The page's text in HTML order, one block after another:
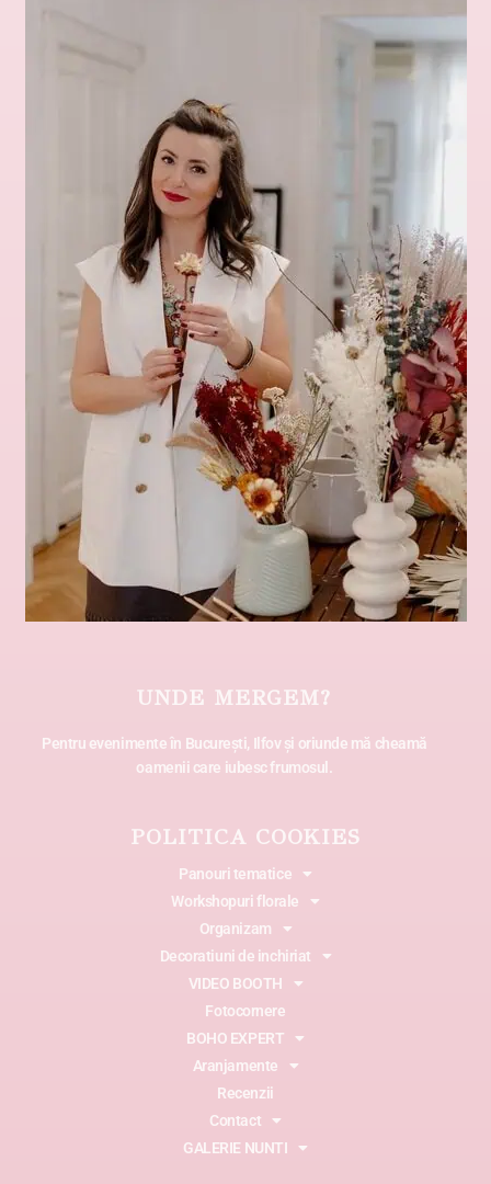
UNDE MERGEM?
Pentru evenimente în București, Ilfov și oriunde mă cheamă
oamenii care iubesc frumosul.
POLITICA COOKIES
Panouri tematice
Workshopuri florale
Organizam
Decoratiuni de inchiriat
VIDEO BOOTH
Fotocornere
BOHO EXPERT
Aranjamente
Recenzii
Contact
GALERIE NUNTI